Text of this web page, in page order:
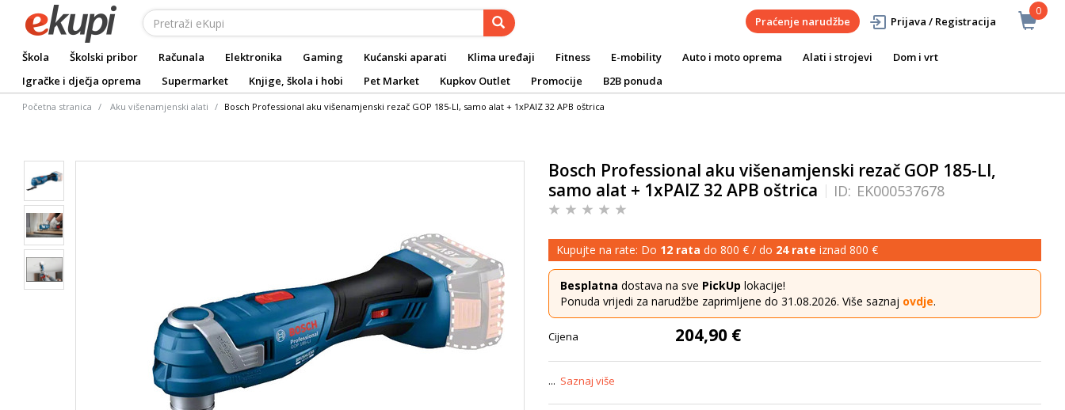
0
Praćenje narudžbe Prijava / Registracija
Škola Školski pribor Računala Elektronika Gaming Kućanski aparati Klima uređaji Fitness E-mobility Auto i moto oprema Alati i strojevi
Dom i vrt
Igračke i dječja oprema
Supermarket Knjige, škola i hobi Pet Market Kupkov Outlet Promocije B2B ponuda
Početna stranica Aku višenamjenski alati Bosch Professional aku višenamjenski rezač GOP 185-LI, samo alat + 1xPAIZ 32 APB oštrica
Bosch Professional aku višenamjenski rezač GOP 185-LI,
samo alat + 1xPAIZ 32 APB oštrica
ID: EK000537678
Kupujte na rate: Do 12 rata do 800 € / do 24 rate iznad 800 €
Besplatna dostava na sve PickUp lokacije!
Ponuda vrijedi za narudžbe zaprimljene do 31.08.2026. Više saznaj ovdje.
Cijena 204,90 €
... Saznaj više